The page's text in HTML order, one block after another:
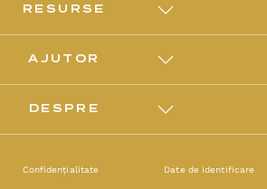
RESURSE
AJUTOR
DESPRE
Confidențialitate Date de identificare